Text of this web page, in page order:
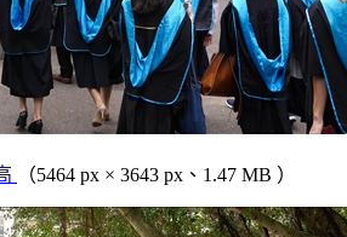
（5464 px × 3643 px、1.47 MB ）